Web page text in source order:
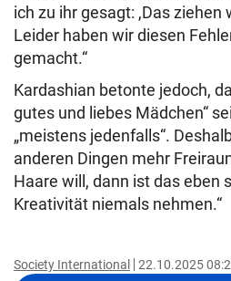
ich zu ihr gesagt: ,Das ziehen
Leider haben wir diesen
gemacht.“
Kardashian betonte jedoch,
gutes und liebes Mädchen“
„meistens jedenfalls“.
anderen Dingen mehr
Haare will, dann ist das eben
Kreativität niemals nehmen.“
Society International 22.10.2025